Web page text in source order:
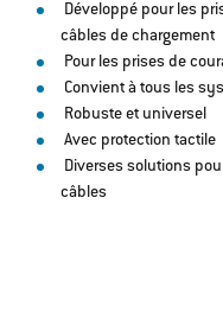
Développé pour les
câbles de chargement
Pour les prises de
Convient à tous les
Robuste et universel
Avec protection tactile
Diverses solutions
câbles